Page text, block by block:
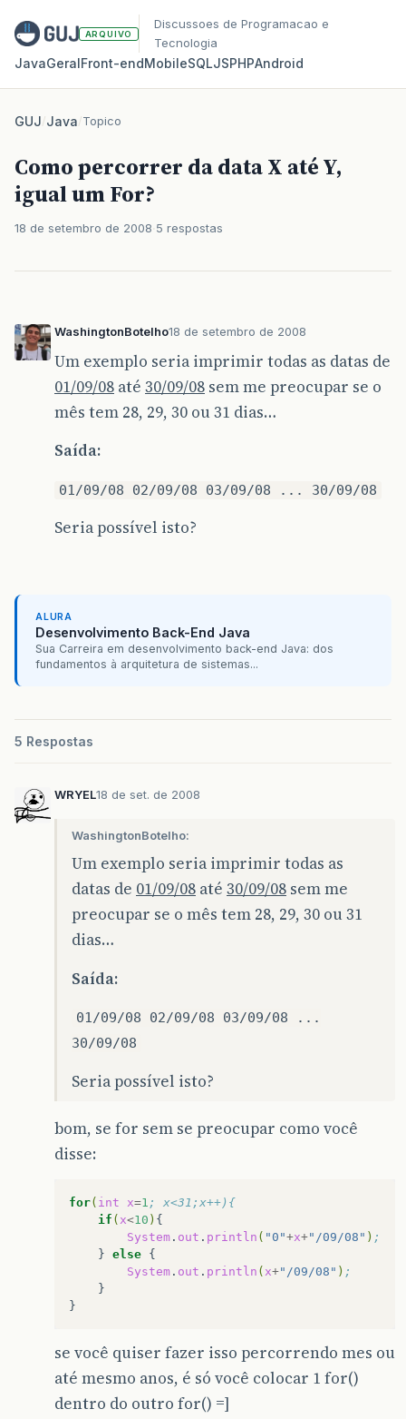
ARQUIVO
Discussoes de Programacao e
Tecnologia
JavaGeralFront‑endMobileSQLJSPHPAndroid
GUJ/Java/Topico
Como percorrer da data X até Y,
igual um For?
18 de setembro de 2008 5 respostas
WashingtonBotelho18 de setembro de 2008
Um exemplo seria imprimir todas as datas de
01/09/08 até 30/09/08 sem me preocupar se o
mês tem 28, 29, 30 ou 31 dias…
Saída:
01/09/08 02/09/08 03/09/08 ... 30/09/08
Seria possível isto?
ALURA
Desenvolvimento Back-End Java
Sua Carreira em desenvolvimento back-end Java: dos
fundamentos à arquitetura de sistemas...
5 Respostas
WRYEL18 de set. de 2008
WashingtonBotelho:
Um exemplo seria imprimir todas as
datas de 01/09/08 até 30/09/08 sem me
preocupar se o mês tem 28, 29, 30 ou 31
dias…
Saída:
01/09/08 02/09/08 03/09/08 ...
30/09/08
Seria possível isto?
bom, se for sem se preocupar como você
disse:
for( int x=1 ; x<31;x++){
if ( x<10 )
System . out . println ( "0"+x+"/09/08" ) ;
} else
System . out . println ( x+"/09/08" ) ;
}
se você quiser fazer isso percorrendo mes ou
até mesmo anos, é só você colocar 1 for()
dentro do outro for() =]